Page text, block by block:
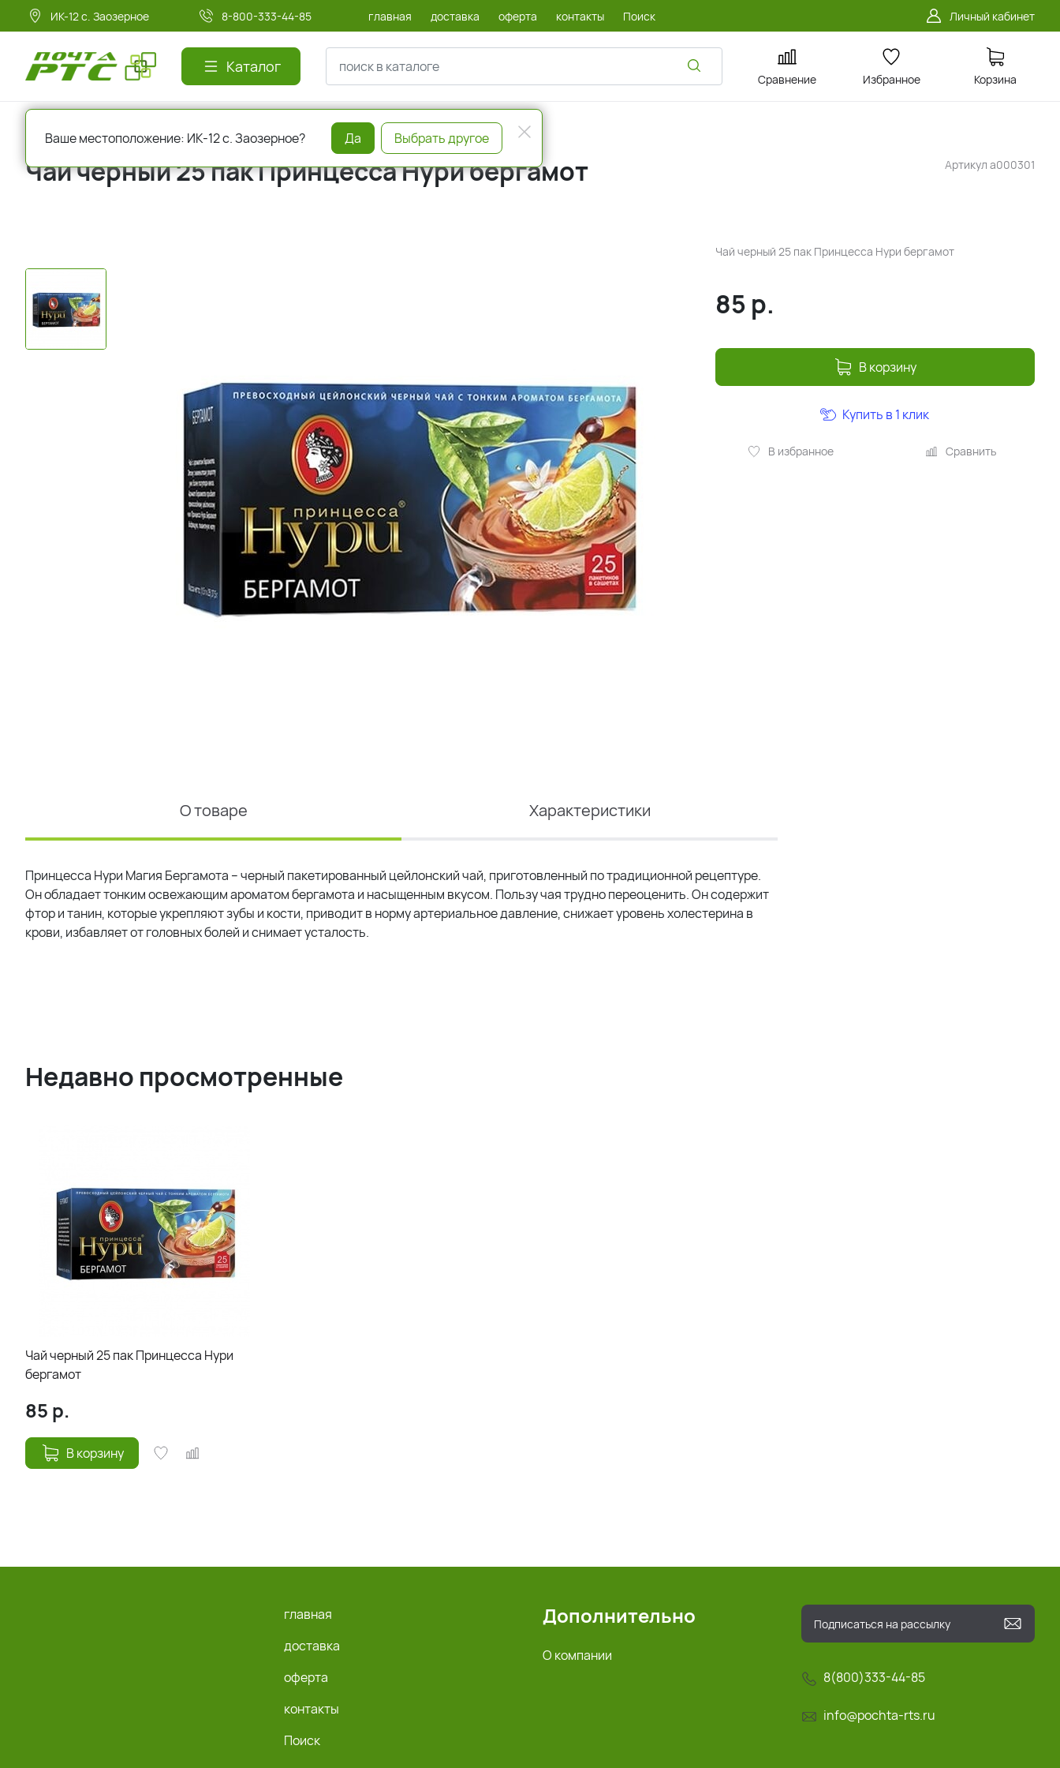
ИК-12 с. Заозерное 8-800-333-44-85 главная доставка оферта контакты Поиск Личный кабинет
Каталог
Сравнение Избранное Корзина
Артикул a000301
Чай черный 25 пак Принцесса Нури бергамот
Чай черный 25 пак Принцесса Нури бергамот
85 р.
В корзину
В избранное Сравнить
Купить в 1 клик
О товаре Характеристики
Принцесса Нури Магия Бергамота – черный пакетированный цейлонский чай, приготовленный по традиционной рецептуре.
Он обладает тонким освежающим ароматом бергамота и насыщенным вкусом. Пользу чая трудно переоценить. Он содержит
фтор и танин, которые укрепляют зубы и кости, приводит в норму артериальное давление, снижает уровень холестерина в
крови, избавляет от головных болей и снимает усталость.
Недавно просмотренные
Чай черный 25 пак Принцесса Нури
бергамот
85 р.
В корзину
8(800)333-44-85
info@pochta-rts.ru
главная
доставка
оферта
контакты
Поиск
Дополнительно
О компании
Ваше местоположение: ИК-12 с. Заозерное? Да Выбрать другое